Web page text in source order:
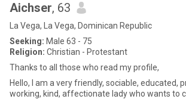
Aichser, 63
La Vega, La Vega, Dominican Republic
Seeking: Male 63 - 75
Religion: Christian - Protestant
Thanks to all those who read my profile,
Hello, I am a very friendly, sociable, educated,
working, kind, affectionate lady who wants to